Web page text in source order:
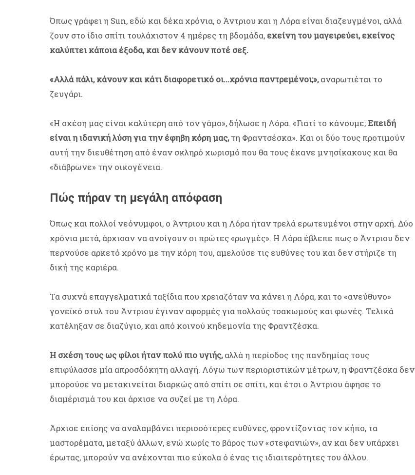
Όπως γράφει η Sun, εδώ και δέκα χρόνια, ο Άντριου και η Λόρα είναι διαζευγμένοι, αλλά
ζουν στο ίδιο σπίτι τουλάχιστον 4 ημέρες τη βδομάδα, εκείνη του μαγειρεύει, εκείνος
καλύπτει κάποια έξοδα, και δεν κάνουν ποτέ σεξ.
«Αλλά πάλι, κάνουν και κάτι διαφορετικό οι...χρόνια παντρεμένοι;»,αναρωτιέται το
ζευγάρι.
«Η σχέση μας είναι καλύτερη από τον γάμο», δήλωσε η Λόρα. «Γιατί το κάνουμε;Επειδή
είναι η ιδανική λύση για την έφηβη κόρη μας,τη Φραντσέσκα». Και οι δύο τους προτιμούν
αυτή την διευθέτηση από έναν σκληρό χωρισμό που θα τους έκανε μνησίκακους και θα
«διάβρωνε» την οικογένεια.
Πώς πήραν τη μεγάλη απόφαση
Όπως και πολλοί νεόνυμφοι, ο Άντριου και η Λόρα ήταν τρελά ερωτευμένοι στην αρχή. Δύο
χρόνια μετά, άρχισαν να ανοίγουν οι πρώτες «ρωγμές». Η Λόρα έβλεπε πως ο Άντριου δεν
περνούσε αρκετό χρόνο με την κόρη του, αμελούσε τις ευθύνες του και δεν στήριζε τη
δική της καριέρα.
Τα συχνά επαγγελματικά ταξίδια που χρειαζόταν να κάνει η Λόρα, και το «ανεύθυνο»
γονεϊκό στυλ του Άντριου έγιναν αφορμές για πολλούς τσακωμούς και φωνές. Τελικά
κατέληξαν σε διαζύγιο, και από κοινού κηδεμονία της Φραντζέσκα.
Η σχέση τους ως φίλοι ήταν πολύ πιο υγιής,αλλά η περίοδος της πανδημίας τους
επιφύλασσε μία απροσδόκητη αλλαγή. Λόγω των περιοριστικών μέτρων, η Φραντζέσκα δεν
μπορούσε να μετακινείται διαρκώς από σπίτι σε σπίτι, και έτσι ο Άντριου άφησε το
διαμέρισμά του και άρχισε να συζεί με τη Λόρα.
Άρχισε επίσης να αναλαμβάνει περισσότερες ευθύνες, φροντίζοντας τον κήπο, τα
μαστορέματα, μεταξύ άλλων, ενώ χωρίς το βάρος των «στεφανιών», αν και δεν υπάρχει
έρωτας, μπορούν να ανέχονται πιο εύκολα ό ένας τις ιδιαιτερότητες του άλλου.